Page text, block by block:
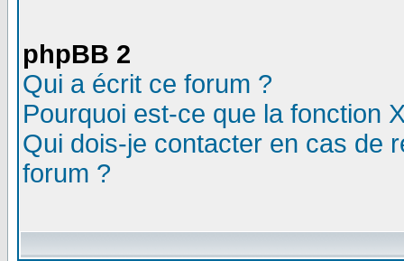
phpBB 2
Qui a écrit ce forum ?
Pourquoi est-ce que la fonction
Qui dois-je contacter en cas de
forum ?